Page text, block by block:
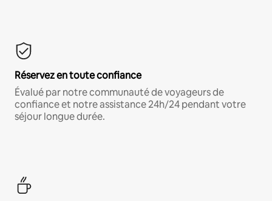
Réservez en toute confiance
Évalué par notre communauté de voyageurs de
confiance et notre assistance 24h/24 pendant votre
séjour longue durée.